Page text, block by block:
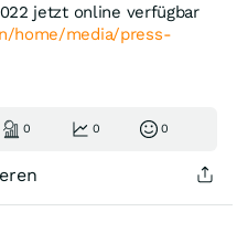
jetzt online verfügbar
home/media/press-
0 0 0